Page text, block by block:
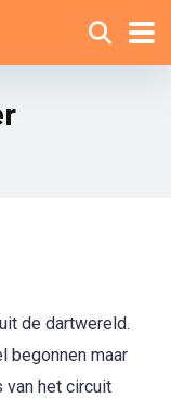
de dartwereld.
begonnen maar
van het circuit